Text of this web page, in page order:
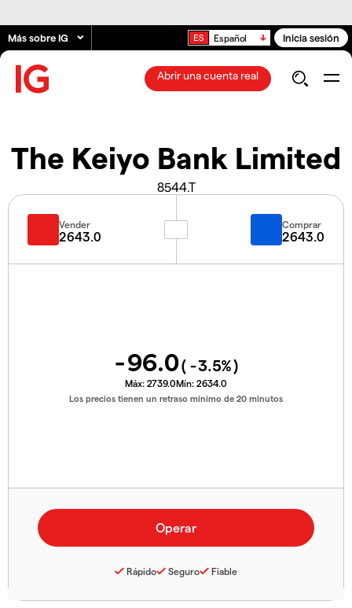
Más sobre IG Español Inicia sesión
Abrir una cuenta real
The Keiyo Bank Limited
8544.T
Vender
2643.0
Comprar
2643.0
-96.0( -3.5%)
Máx: 2739.0Mín: 2634.0
Los precios tienen un retraso mínimo de 20 minutos
Rápido Seguro Fiable